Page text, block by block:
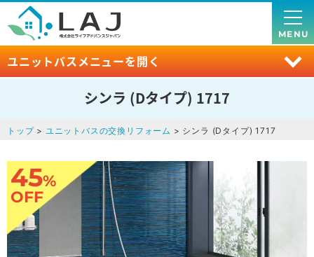
ユニットバスメニューを開く
MENU
シンラ (Dタイプ) 1717
トップ> ユニットバスの交換リフォーム > シンラ (Dタイプ) 1717
45%
OFF